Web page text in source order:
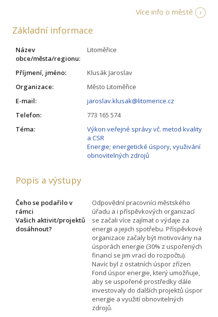
Více info o městě
Základní informace
Název
obce/města/regionu:
Litoměřice
Příjmení, jméno:
Klusák Jaroslav
Organizace:
Město Litoměřice
E-mail:
jaroslav.klusak@litomerice.cz
Telefon:
773 165 574
Téma:
Výkon veřejné správy vč. metod kvality
a CSR
Energie; energetické úspory, využivání
obnovitelných zdrojů
Popis a výstupy
Čeho se podařilo v
rámci
Vašich aktivit/projektů
dosáhnout?
Odpovědní pracovníci městského
úřadu a i příspěvkových organizací
se začali více zajímat o výdaje za
energii a jejich spotřebu. Příspěvkové
organizace začaly být motivovány na
úsporách energie (30% z uspořených
financí se jim vrací do rozpočtu).
Navíc byl z ostatních úspor zřízen
Fond úspor energie, který umožňuje,
aby se uspořené prostředky dále
investovaly do dalších projektů úspor
energie a využití obnovitelných
zdrojů.